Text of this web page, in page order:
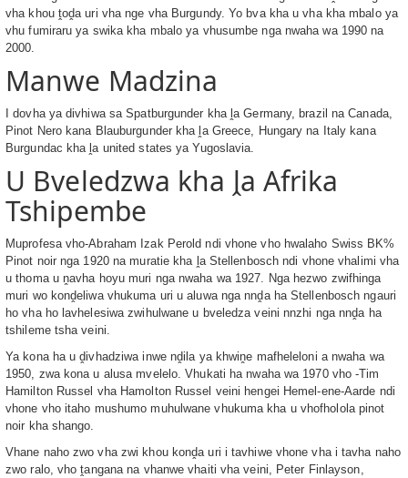
vha khou ṱoḓa uri vha nge vha Burgundy. Yo bva kha u vha kha mbalo ya
vhu fumiraru ya swika kha mbalo ya vhusumbe nga nwaha wa 1990 na
2000.
Manwe Madzina
I dovha ya divhiwa sa Spatburgunder kha ḽa Germany, brazil na Canada,
Pinot Nero kana Blauburgunder kha ḽa Greece, Hungary na Italy kana
Burgundac kha ḽa united states ya Yugoslavia.
U Bveledzwa kha ḽa Afrika
Tshipembe
Muprofesa vho-Abraham Izak Perold ndi vhone vho hwalaho Swiss BK%
Pinot noir nga 1920 na muratie kha ḽa Stellenbosch ndi vhone vhalimi vha
u thoma u ṋavha hoyu muri nga nwaha wa 1927. Nga hezwo zwifhinga
muri wo konḓeliwa vhukuma uri u aluwa nga nnḓa ha Stellenbosch ngauri
ho vha ho lavhelesiwa zwihulwane u bveledza veini nnzhi nga nnḓa ha
tshileme tsha veini.
Ya kona ha u ḓivhadziwa inwe nḓila ya khwiṋe mafheleloni a nwaha wa
1950, zwa kona u alusa mvelelo. Vhukati ha nwaha wa 1970 vho -Tim
Hamilton Russel vha Hamolton Russel veini hengei Hemel-ene-Aarde ndi
vhone vho itaho mushumo muhulwane vhukuma kha u vhofholola pinot
noir kha shango.
Vhane naho zwo vha zwi khou konḓa uri i tavhiwe vhone vha i tavha naho
zwo ralo, vho ṱangana na vhanwe vhaiti vha veini, Peter Finlayson,